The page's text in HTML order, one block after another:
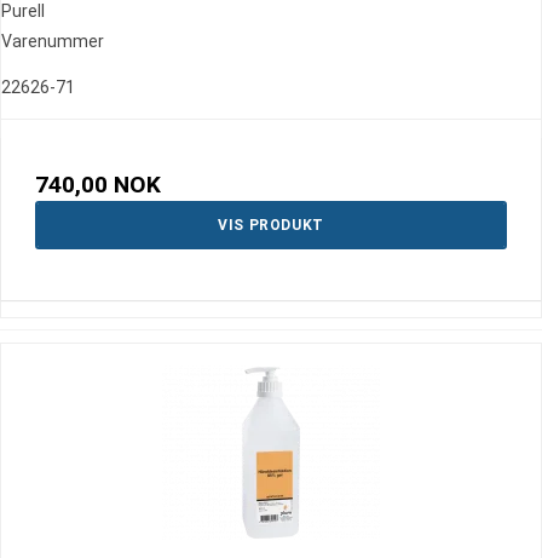
Purell
Varenummer
22626-71
740,00 NOK
VIS PRODUKT